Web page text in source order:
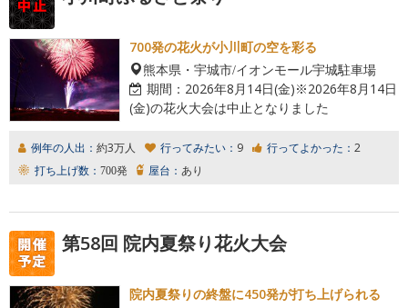
700発の花火が小川町の空を彩る
熊本県・宇城市/イオンモール宇城駐車場
期間： 2026年8月14日(金)※2026年8月14日
(金)の花火大会は中止となりました
例年の人出： 約3万人 行ってみたい： 9 行ってよかった： 2
打ち上げ数： 700発 屋台： あり
第58回 院内夏祭り花火大会
院内夏祭りの終盤に450発が打ち上げられる